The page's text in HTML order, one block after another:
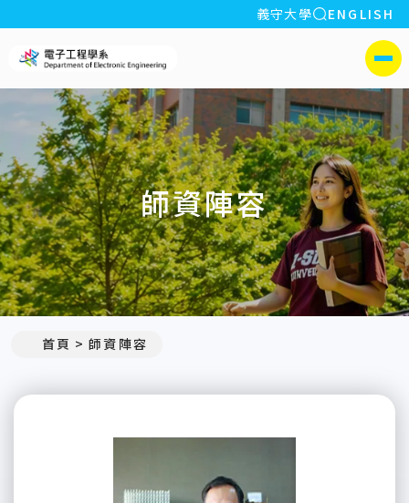
:::
義守大學 全站搜索
ENGLISH
側選單
師資陣容
首頁 師資陣容